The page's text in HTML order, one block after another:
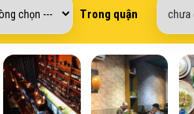
Trong quận